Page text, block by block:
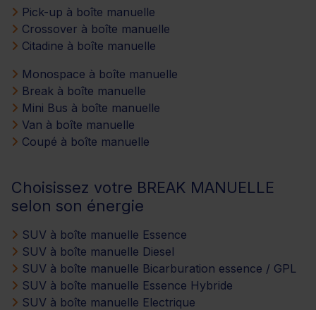
Pick-up à boîte manuelle
Crossover à boîte manuelle
Citadine à boîte manuelle
Monospace à boîte manuelle
Break à boîte manuelle
Mini Bus à boîte manuelle
Van à boîte manuelle
Coupé à boîte manuelle
Choisissez votre BREAK MANUELLE
selon son énergie
SUV à boîte manuelle Essence
SUV à boîte manuelle Diesel
SUV à boîte manuelle Bicarburation essence / GPL
SUV à boîte manuelle Essence Hybride
SUV à boîte manuelle Electrique